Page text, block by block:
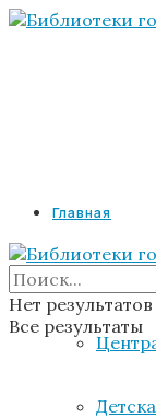
Главная
Библиотеки
Нет результатов
Все результаты